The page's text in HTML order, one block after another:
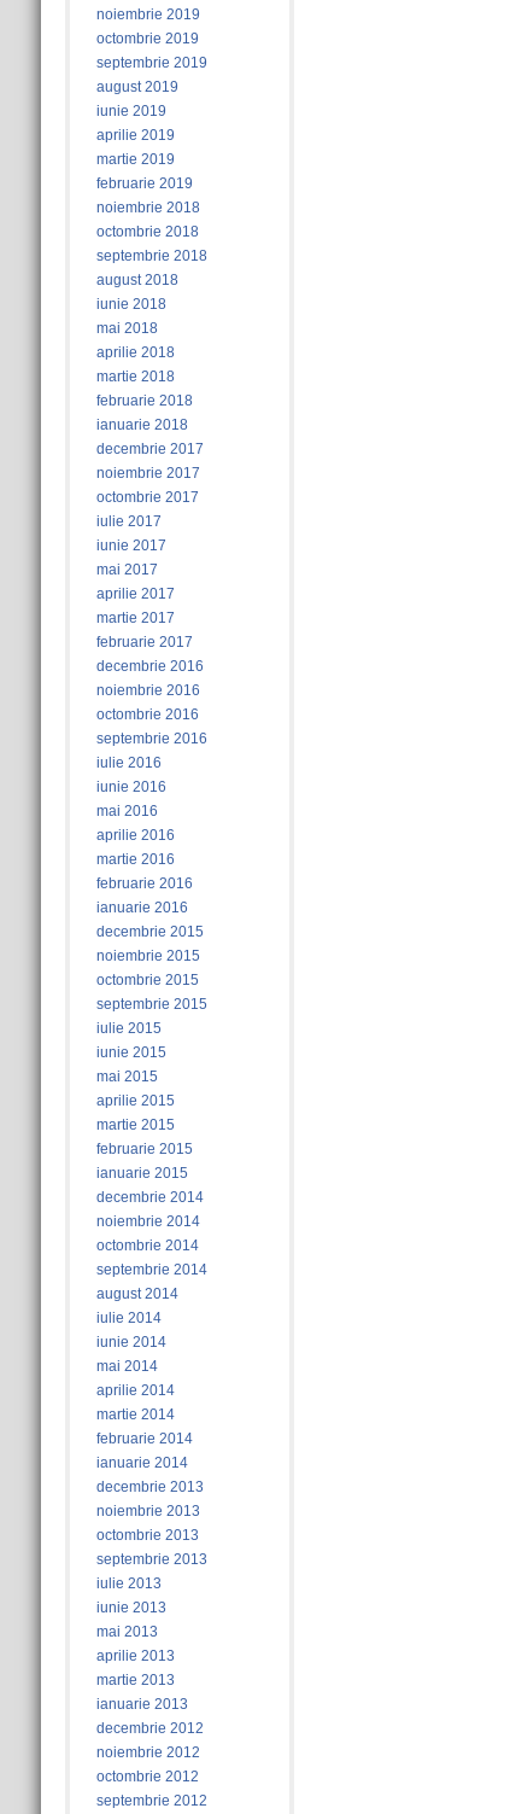
noiembrie 2019
octombrie 2019
septembrie 2019
august 2019
iunie 2019
aprilie 2019
martie 2019
februarie 2019
noiembrie 2018
octombrie 2018
septembrie 2018
august 2018
iunie 2018
mai 2018
aprilie 2018
martie 2018
februarie 2018
ianuarie 2018
decembrie 2017
noiembrie 2017
octombrie 2017
iulie 2017
iunie 2017
mai 2017
aprilie 2017
martie 2017
februarie 2017
decembrie 2016
noiembrie 2016
octombrie 2016
septembrie 2016
iulie 2016
iunie 2016
mai 2016
aprilie 2016
martie 2016
februarie 2016
ianuarie 2016
decembrie 2015
noiembrie 2015
octombrie 2015
septembrie 2015
iulie 2015
iunie 2015
mai 2015
aprilie 2015
martie 2015
februarie 2015
ianuarie 2015
decembrie 2014
noiembrie 2014
octombrie 2014
septembrie 2014
august 2014
iulie 2014
iunie 2014
mai 2014
aprilie 2014
martie 2014
februarie 2014
ianuarie 2014
decembrie 2013
noiembrie 2013
octombrie 2013
septembrie 2013
iulie 2013
iunie 2013
mai 2013
aprilie 2013
martie 2013
ianuarie 2013
decembrie 2012
noiembrie 2012
octombrie 2012
septembrie 2012